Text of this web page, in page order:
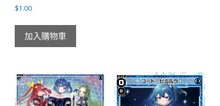
$1.00
加入購物車